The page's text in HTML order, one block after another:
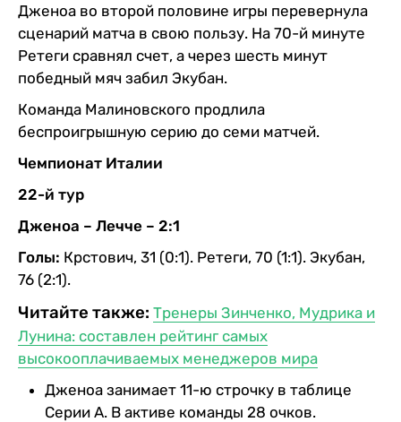
Дженоа во второй половине игры перевернула
сценарий матча в свою пользу. На 70-й минуте
Ретеги сравнял счет, а через шесть минут
победный мяч забил Экубан.
Команда Малиновского продлила
беспроигрышную серию до семи матчей.
Чемпионат Италии
22-й тур
Дженоа – Лечче – 2:1
Голы: Крстович, 31 (0:1). Ретеги, 70 (1:1). Экубан,
76 (2:1).
Читайте также: Тренеры Зинченко, Мудрика и
Лунина: составлен рейтинг самых
высокооплачиваемых менеджеров мира
Дженоа занимает 11-ю строчку в таблице
Серии А. В активе команды 28 очков.